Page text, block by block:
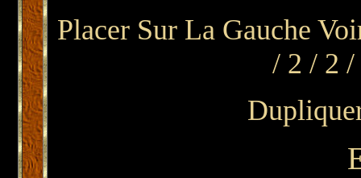
Placer Sur La Gauche
/ 2 / 2